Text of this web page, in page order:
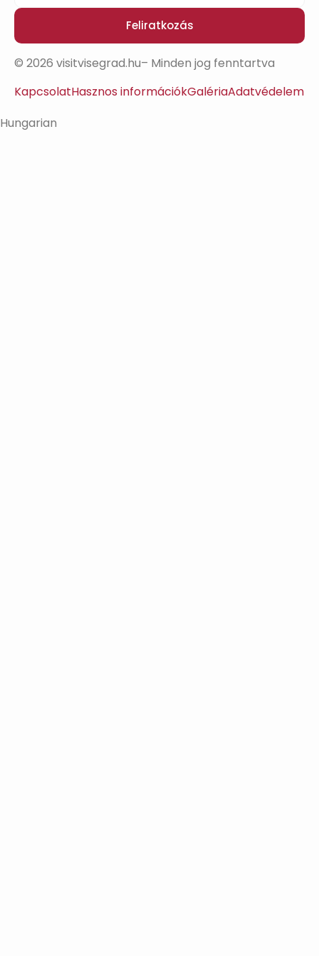
Feliratkozás
© 2026 visitvisegrad.hu– Minden jog fenntartva
KapcsolatHasznos információkGalériaAdatvédelem
Hungarian